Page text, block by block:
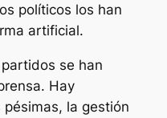
políticos los han
artificial.
se han
Hay
la gestión